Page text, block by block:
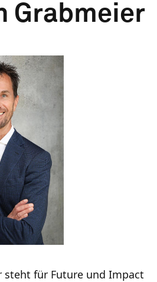
Grabmeier
steht für Future und Impact